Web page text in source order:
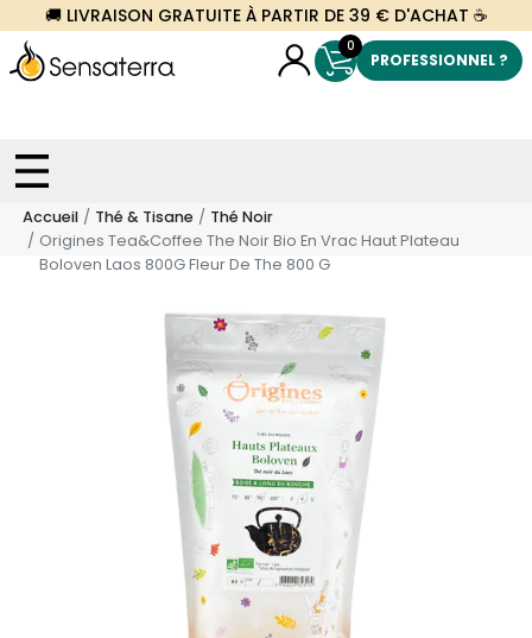
🚚 LIVRAISON GRATUITE À PARTIR DE 39 € D'ACHAT ☕
0
PROFESSIONNEL ?
Accueil Thé & Tisane
Thé Noir
Origines Tea&Coffee The Noir Bio En Vrac Haut Plateau
Boloven Laos 800G Fleur De The 800 G